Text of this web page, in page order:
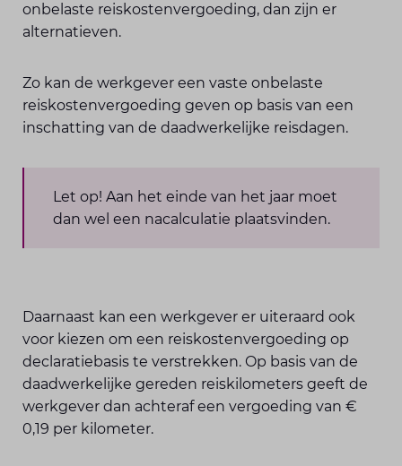
onbelaste reiskostenvergoeding, dan zijn er
alternatieven.
Zo kan de werkgever een vaste onbelaste
reiskostenvergoeding geven op basis van een
inschatting van de daadwerkelijke reisdagen.
Let op! Aan het einde van het jaar moet
dan wel een nacalculatie plaatsvinden.
Daarnaast kan een werkgever er uiteraard ook
voor kiezen om een reiskostenvergoeding op
declaratiebasis te verstrekken. Op basis van de
daadwerkelijke gereden reiskilometers geeft de
werkgever dan achteraf een vergoeding van €
0,19 per kilometer.